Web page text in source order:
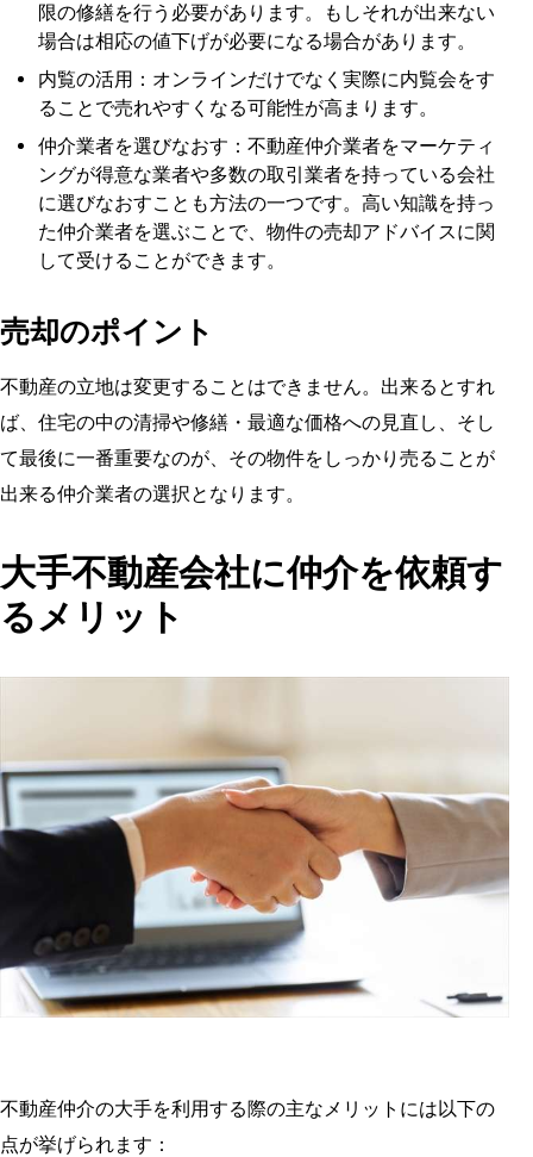
限の修繕を行う必要があります。もしそれが出来ない
場合は相応の値下げが必要になる場合があります。
内覧の活用：オンラインだけでなく実際に内覧会をす
ることで売れやすくなる可能性が高まります。
仲介業者を選びなおす：不動産仲介業者をマーケティ
ングが得意な業者や多数の取引業者を持っている会社
に選びなおすことも方法の一つです。高い知識を持っ
た仲介業者を選ぶことで、物件の売却アドバイスに関
して受けることができます。
売却のポイント
不動産の立地は変更することはできません。出来るとすれ
ば、住宅の中の清掃や修繕・最適な価格への見直し、そし
て最後に一番重要なのが、その物件をしっかり売ることが
出来る仲介業者の選択となります。
大手不動産会社に仲介を依頼す
るメリット
不動産仲介の大手を利用する際の主なメリットには以下の
点が挙げられます：